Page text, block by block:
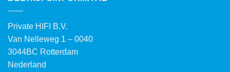
Private HIFI B.V.
Van Nelleweg 1 – 0040
3044BC Rotterdam
Nederland